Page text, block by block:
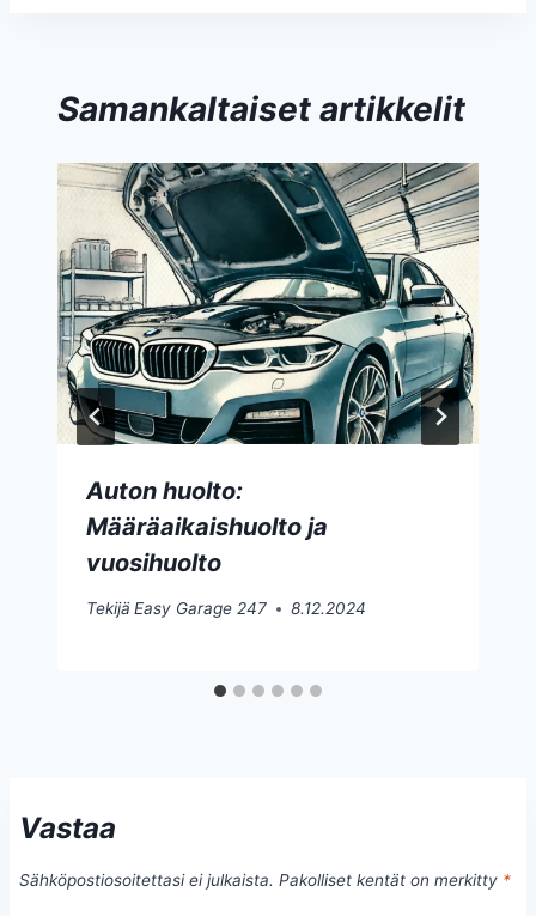
Samankaltaiset artikkelit
Auton huolto:
Määräaikaishuolto ja
vuosihuolto
Tekijä Easy Garage 247 8.12.2024
Vastaa
Sähköpostiosoitettasi ei julkaista. Pakolliset kentät on merkitty *